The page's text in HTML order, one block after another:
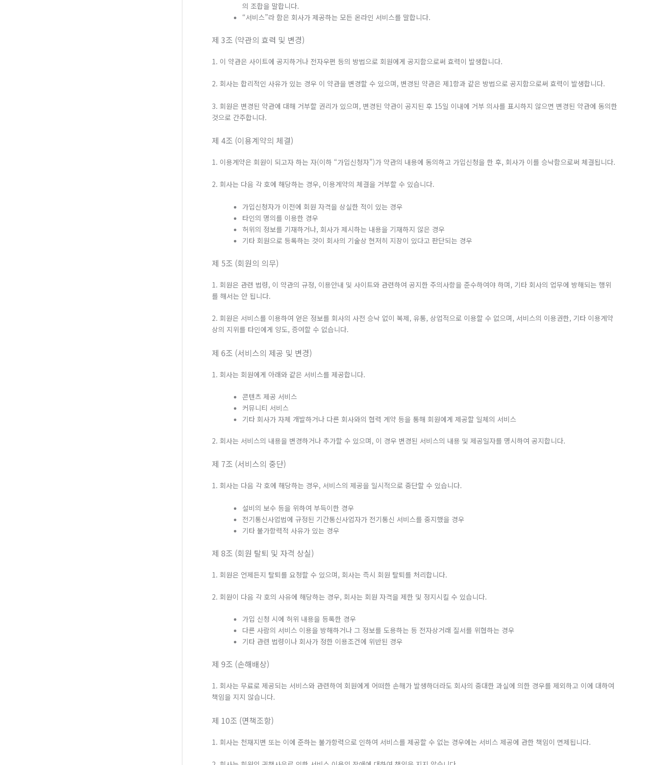
의 조합을 말합니다.
“서비스”라 함은 회사가 제공하는 모든 온라인 서비스를 말합니다.
제 3조 (약관의 효력 및 변경)
1. 이 약관은 사이트에 공지하거나 전자우편 등의 방법으로 회원에게 공지함으로써 효력이 발생합니다.
2. 회사는 합리적인 사유가 있는 경우 이 약관을 변경할 수 있으며, 변경된 약관은 제1항과 같은 방법으로 공지함으로써 효력이 발생합니다.
3. 회원은 변경된 약관에 대해 거부할 권리가 있으며, 변경된 약관이 공지된 후 15일 이내에 거부 의사를 표시하지 않으면 변경된 약관에 동의한
것으로 간주합니다.
제 4조 (이용계약의 체결)
1. 이용계약은 회원이 되고자 하는 자(이하 “가입신청자”)가 약관의 내용에 동의하고 가입신청을 한 후, 회사가 이를 승낙함으로써 체결됩니다.
2. 회사는 다음 각 호에 해당하는 경우, 이용계약의 체결을 거부할 수 있습니다.
가입신청자가 이전에 회원 자격을 상실한 적이 있는 경우
타인의 명의를 이용한 경우
허위의 정보를 기재하거나, 회사가 제시하는 내용을 기재하지 않은 경우
기타 회원으로 등록하는 것이 회사의 기술상 현저히 지장이 있다고 판단되는 경우
제 5조 (회원의 의무)
1. 회원은 관련 법령, 이 약관의 규정, 이용안내 및 사이트와 관련하여 공지한 주의사항을 준수하여야 하며, 기타 회사의 업무에 방해되는 행위
를 해서는 안 됩니다.
2. 회원은 서비스를 이용하여 얻은 정보를 회사의 사전 승낙 없이 복제, 유통, 상업적으로 이용할 수 없으며, 서비스의 이용권한, 기타 이용계약
상의 지위를 타인에게 양도, 증여할 수 없습니다.
제 6조 (서비스의 제공 및 변경)
1. 회사는 회원에게 아래와 같은 서비스를 제공합니다.
콘텐츠 제공 서비스
커뮤니티 서비스
기타 회사가 자체 개발하거나 다른 회사와의 협력 계약 등을 통해 회원에게 제공할 일체의 서비스
2. 회사는 서비스의 내용을 변경하거나 추가할 수 있으며, 이 경우 변경된 서비스의 내용 및 제공일자를 명시하여 공지합니다.
제 7조 (서비스의 중단)
1. 회사는 다음 각 호에 해당하는 경우, 서비스의 제공을 일시적으로 중단할 수 있습니다.
설비의 보수 등을 위하여 부득이한 경우
전기통신사업법에 규정된 기간통신사업자가 전기통신 서비스를 중지했을 경우
기타 불가항력적 사유가 있는 경우
제 8조 (회원 탈퇴 및 자격 상실)
1. 회원은 언제든지 탈퇴를 요청할 수 있으며, 회사는 즉시 회원 탈퇴를 처리합니다.
2. 회원이 다음 각 호의 사유에 해당하는 경우, 회사는 회원 자격을 제한 및 정지시킬 수 있습니다.
가입 신청 시에 허위 내용을 등록한 경우
다른 사람의 서비스 이용을 방해하거나 그 정보를 도용하는 등 전자상거래 질서를 위협하는 경우
기타 관련 법령이나 회사가 정한 이용조건에 위반된 경우
제 9조 (손해배상)
1. 회사는 무료로 제공되는 서비스와 관련하여 회원에게 어떠한 손해가 발생하더라도 회사의 중대한 과실에 의한 경우를 제외하고 이에 대하여
책임을 지지 않습니다.
제 10조 (면책조항)
1. 회사는 천재지변 또는 이에 준하는 불가항력으로 인하여 서비스를 제공할 수 없는 경우에는 서비스 제공에 관한 책임이 면제됩니다.